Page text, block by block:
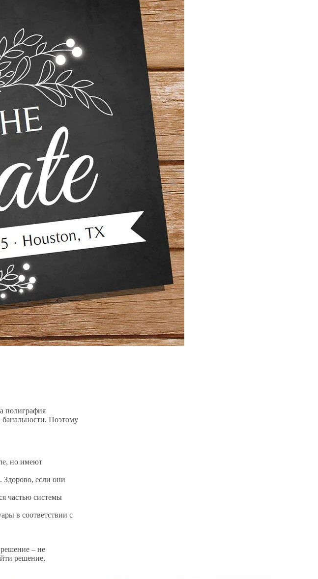
полиграфия
банальности. Поэтому
но имеют
Здорово, если они
частью системы
в соответствии с
– не
решение,